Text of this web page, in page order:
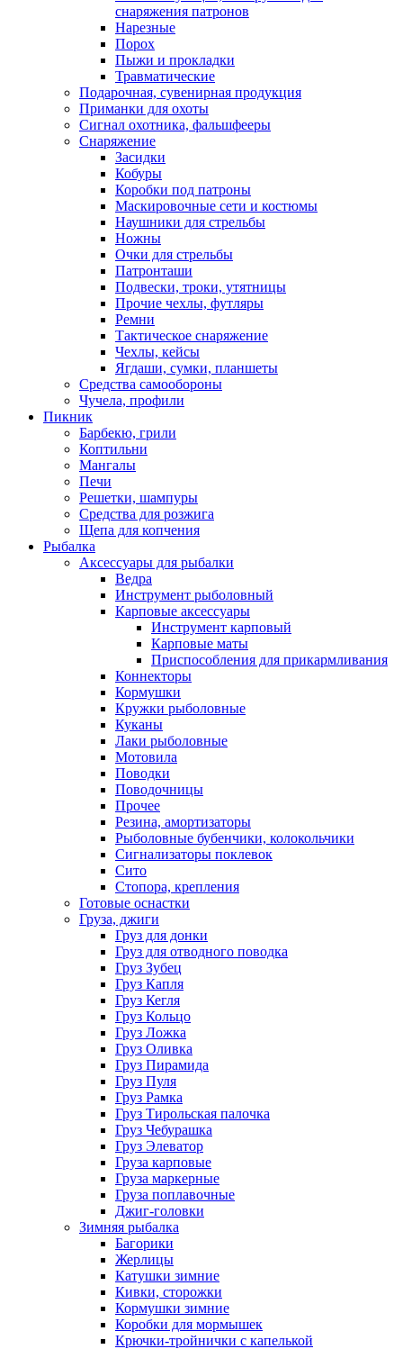
снаряжения патронов
Нарезные
Порох
Пыжи и прокладки
Травматические
Подарочная, сувенирная продукция
Приманки для охоты
Сигнал охотника, фальшфееры
Снаряжение
Засидки
Кобуры
Коробки под патроны
Маскировочные сети и костюмы
Наушники для стрельбы
Ножны
Очки для стрельбы
Патронташи
Подвески, троки, утятницы
Прочие чехлы, футляры
Ремни
Тактическое снаряжение
Чехлы, кейсы
Ягдаши, сумки, планшеты
Средства самообороны
Чучела, профили
Пикник
Барбекю, грили
Коптильни
Мангалы
Печи
Решетки, шампуры
Средства для розжига
Щепа для копчения
Рыбалка
Аксессуары для рыбалки
Ведра
Инструмент рыболовный
Карповые аксессуары
Инструмент карповый
Карповые маты
Приспособления для прикармливания
Коннекторы
Кормушки
Кружки рыболовные
Куканы
Лаки рыболовные
Мотовила
Поводки
Поводочницы
Прочее
Резина, амортизаторы
Рыболовные бубенчики, колокольчики
Сигнализаторы поклевок
Сито
Стопора, крепления
Готовые оснастки
Груза, джиги
Груз для донки
Груз для отводного поводка
Груз Зубец
Груз Капля
Груз Кегля
Груз Кольцо
Груз Ложка
Груз Оливка
Груз Пирамида
Груз Пуля
Груз Рамка
Груз Тирольская палочка
Груз Чебурашка
Груз Элеватор
Груза карповые
Груза маркерные
Груза поплавочные
Джиг-головки
Зимняя рыбалка
Багорики
Жерлицы
Катушки зимние
Кивки, сторожки
Кормушки зимние
Коробки для мормышек
Крючки-тройнички с капелькой